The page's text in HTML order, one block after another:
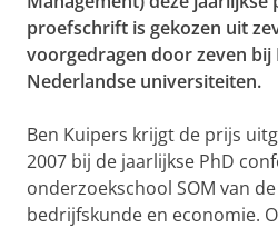
proefschrift is gekozen uit
voorgedragen door zeven bij
Nederlandse universiteiten.
Ben Kuipers krijgt de prijs
2007 bij de jaarlijkse PhD
onderzoekschool SOM van
bedrijfskunde en economie.